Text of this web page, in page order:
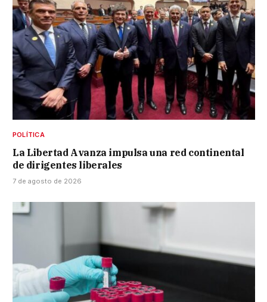
POLÍTICA
La Libertad Avanza impulsa una red continental
de dirigentes liberales
7 de agosto de 2026